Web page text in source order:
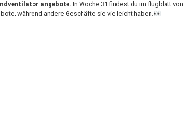
angebote. In Woche 31 findest du im flugblatt von
während andere Geschäfte sie vielleicht haben.👀